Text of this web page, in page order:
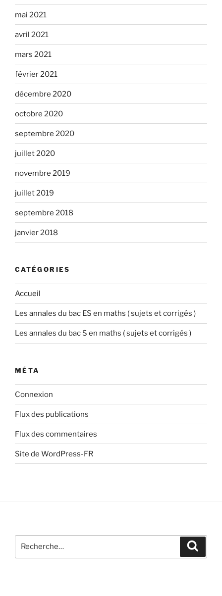
mai 2021
avril 2021
mars 2021
février 2021
décembre 2020
octobre 2020
septembre 2020
juillet 2020
novembre 2019
juillet 2019
septembre 2018
janvier 2018
CATÉGORIES
Accueil
Les annales du bac ES en maths ( sujets et corrigés )
Les annales du bac S en maths ( sujets et corrigés )
MÉTA
Connexion
Flux des publications
Flux des commentaires
Site de WordPress-FR
pour